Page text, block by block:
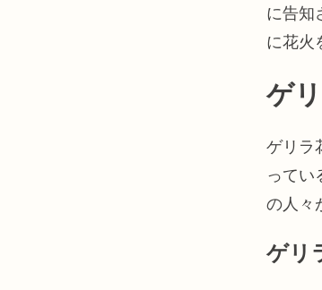
に告知
に花火
ゲ
ゲリラ
ってい
の人々
ゲリ